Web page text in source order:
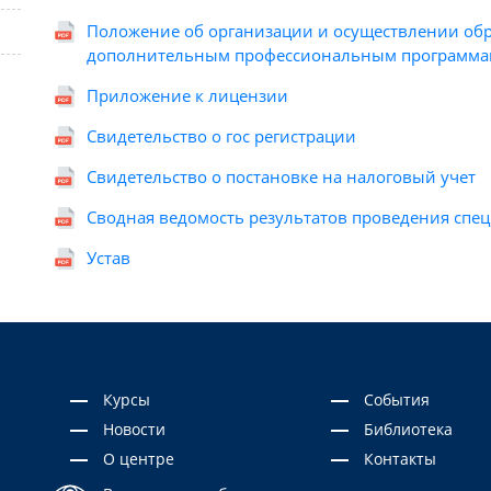
Положение об организации и осуществлении
дополнительным профессиональным
Приложение к лицензии
Свидетельство о гос регистрации
Свидетельство о постановке на налоговый учет
Сводная ведомость результатов проведения
Устав
Курсы
Новости
О центре
События
Библиотека
Контакты